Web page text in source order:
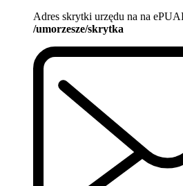
Adres skrytki urzędu na na
/umorzesze/skrytka